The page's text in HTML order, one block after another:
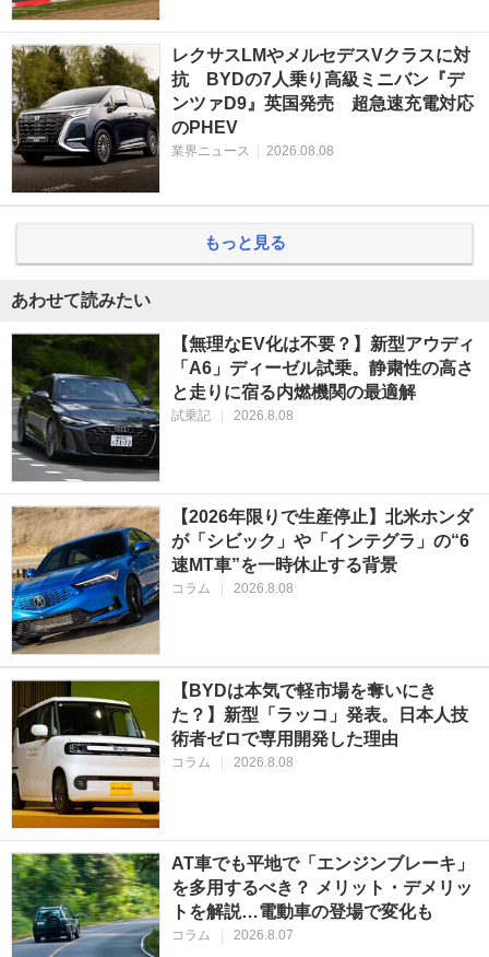
レクサスLMやメルセデスVクラスに対
抗 BYDの7人乗り高級ミニバン『デ
ンツァD9』英国発売 超急速充電対応
のPHEV
業界ニュース 2026.08.08
もっと見る
あわせて読みたい
【無理なEV化は不要？】新型アウディ
「A6」ディーゼル試乗。静粛性の高さ
と走りに宿る内燃機関の最適解
試乗記 2026.8.08
【2026年限りで生産停止】北米ホンダ
が「シビック」や「インテグラ」の“6
速MT車”を一時休止する背景
コラム 2026.8.08
【BYDは本気で軽市場を奪いにき
た？】新型「ラッコ」発表。日本人技
術者ゼロで専用開発した理由
コラム 2026.8.08
AT車でも平地で「エンジンブレーキ」
を多用するべき？ メリット・デメリッ
トを解説…電動車の登場で変化も
コラム 2026.8.07